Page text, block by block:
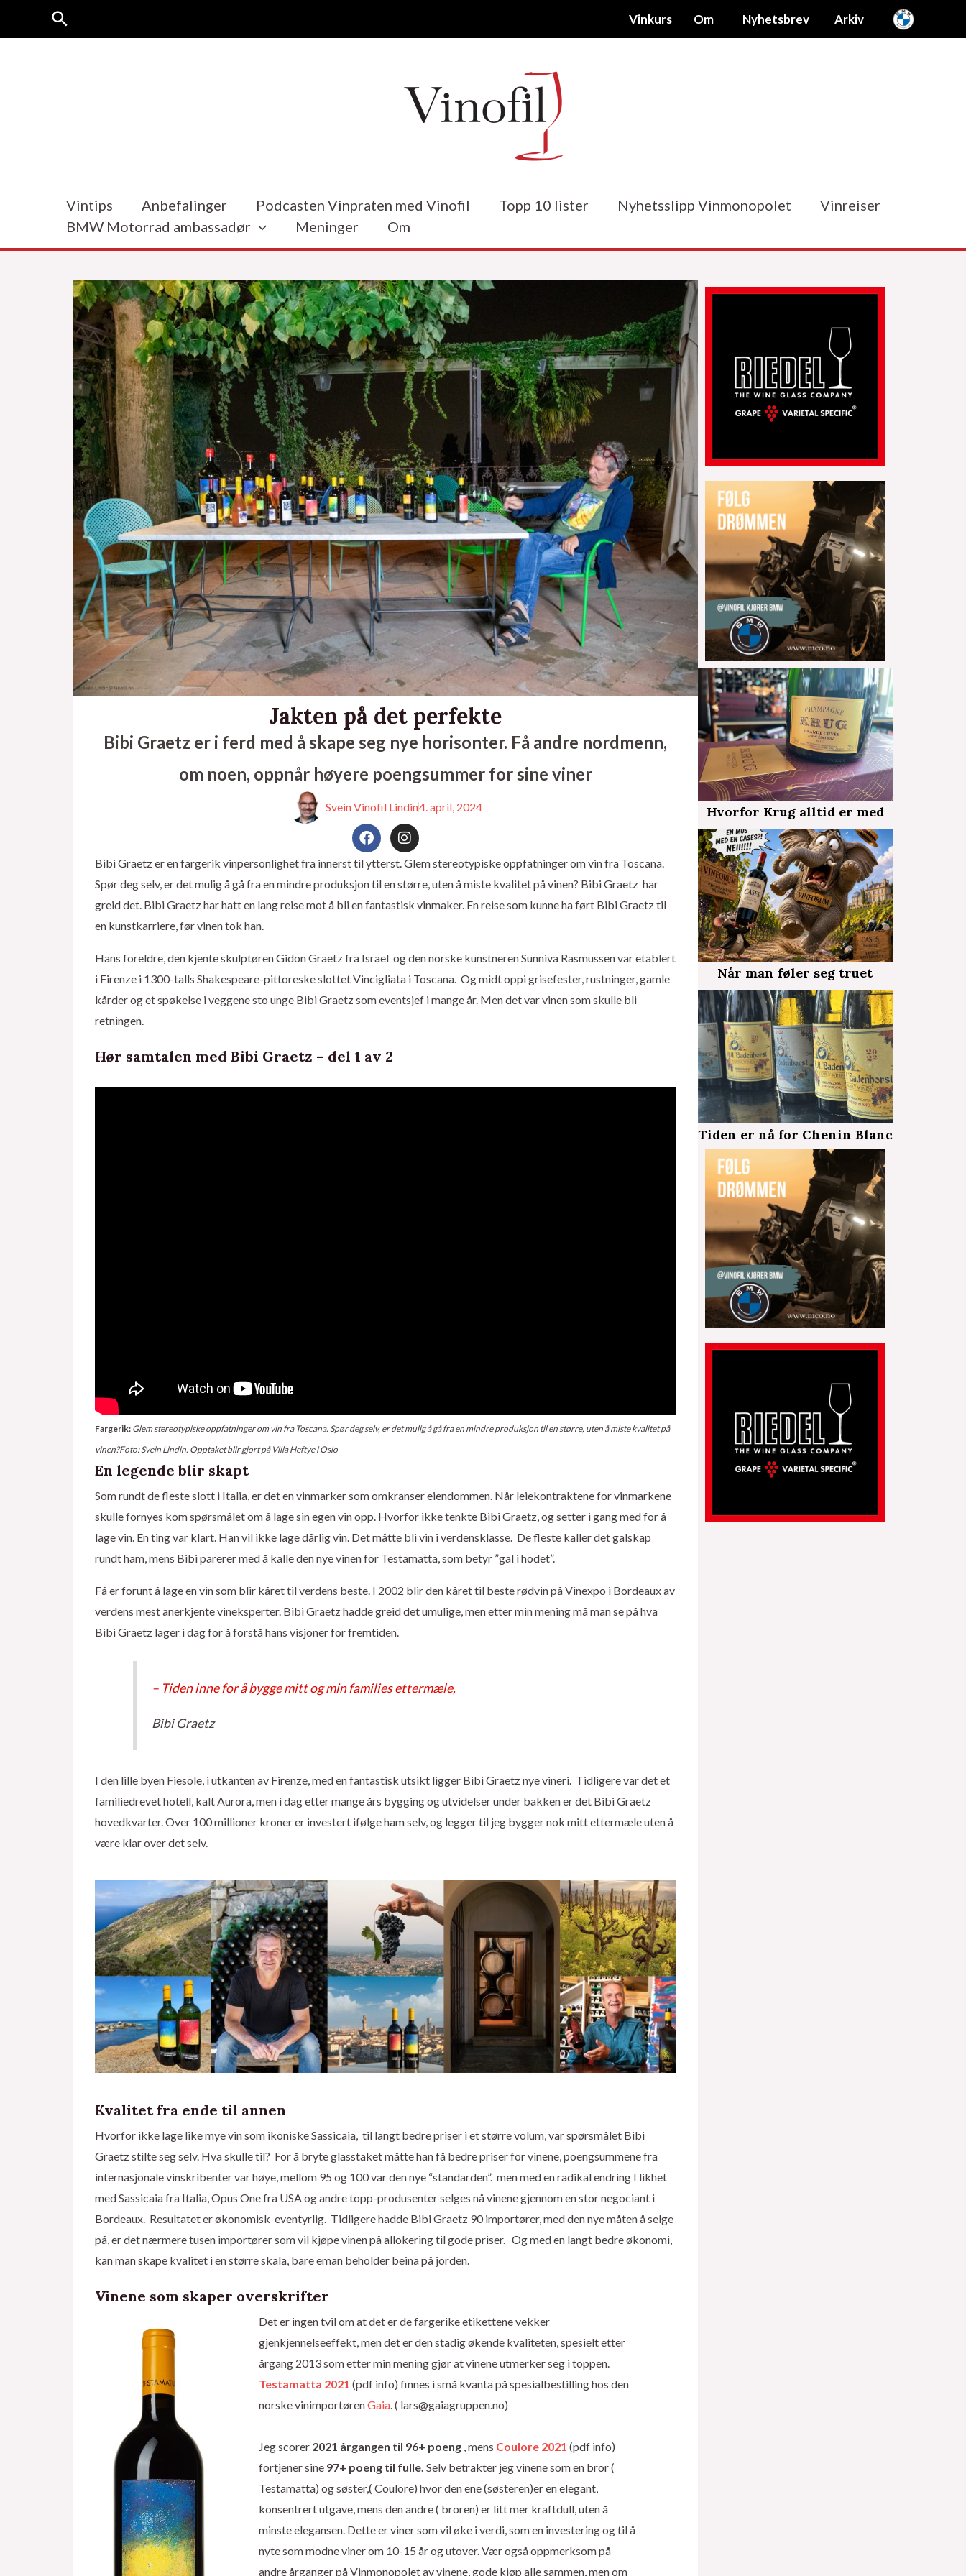
Søk Vinkurs Om Nyhetsbrev Arkiv
Vintips Anbefalinger Podcasten Vinpraten med Vinofil Topp 10 lister Nyhetsslipp Vinmonopolet
Vinreiser
BMW Motorrad ambassadør
Meninger Om
Jakten på det perfekte
Bibi Graetz er i ferd med å skape seg nye horisonter. Få andre nordmenn,
om noen, oppnår høyere poengsummer for sine viner
Svein Vinofil Lindin4. april, 2024
F
a
c
e
b
o
I
n
s
t
a
g
Bibi Graetz er en fargerik vinpersonlighet fra innerst til ytterst. Glem stereotypiske oppfatninger om vin fra Toscana.
Spør deg selv, er det mulig å gå fra en mindre produksjon til en større, uten å miste kvalitet på vinen? Bibi Graetz har
greid det. Bibi Graetz har hatt en lang reise mot å bli en fantastisk vinmaker. En reise som kunne ha ført Bibi Graetz til
en kunstkarriere, før vinen tok han.
Hans foreldre, den kjente skulptøren Gidon Graetz fra Israel og den norske kunstneren Sunniva Rasmussen var etablert
i Firenze i 1300-talls Shakespeare-pittoreske slottet Vincigliata i Toscana. Og midt oppi grisefester, rustninger, gamle
kårder og et spøkelse i veggene sto unge Bibi Graetz som eventsjef i mange år. Men det var vinen som skulle bli
retningen.
Hør samtalen med Bibi Graetz – del 1 av 2
Fargerik: Glem stereotypiske oppfatninger om vin fra Toscana. Spør deg selv, er det mulig å gå fra en mindre produksjon til en større, uten å miste kvalitet på
vinen?Foto: Svein Lindin. Opptaket blir gjort på Villa Heftye i Oslo
En legende blir skapt
Som rundt de fleste slott i Italia, er det en vinmarker som omkranser eiendommen. Når leiekontraktene for vinmarkene
skulle fornyes kom spørsmålet om å lage sin egen vin opp. Hvorfor ikke tenkte Bibi Graetz, og setter i gang med for å
lage vin. En ting var klart. Han vil ikke lage dårlig vin. Det måtte bli vin i verdensklasse. De fleste kaller det galskap
rundt ham, mens Bibi parerer med å kalle den nye vinen for Testamatta, som betyr ”gal i hodet”.
Få er forunt å lage en vin som blir kåret til verdens beste. I 2002 blir den kåret til beste rødvin på Vinexpo i Bordeaux av
verdens mest anerkjente vineksperter. Bibi Graetz hadde greid det umulige, men etter min mening må man se på hva
Bibi Graetz lager i dag for å forstå hans visjoner for fremtiden.
– Tiden inne for å bygge mitt og min families ettermæle,
Bibi Graetz
I den lille byen Fiesole, i utkanten av Firenze, med en fantastisk utsikt ligger Bibi Graetz nye vineri. Tidligere var det et
familiedrevet hotell, kalt Aurora, men i dag etter mange års bygging og utvidelser under bakken er det Bibi Graetz
hovedkvarter. Over 100 millioner kroner er investert ifølge ham selv, og legger til jeg bygger nok mitt ettermæle uten å
være klar over det selv.
Kvalitet fra ende til annen
Hvorfor ikke lage like mye vin som ikoniske Sassicaia, til langt bedre priser i et større volum, var spørsmålet Bibi
Graetz stilte seg selv. Hva skulle til? For å bryte glasstaket måtte han få bedre priser for vinene, poengsummene fra
internasjonale vinskribenter var høye, mellom 95 og 100 var den nye “standarden”. men med en radikal endring I likhet
med Sassicaia fra Italia, Opus One fra USA og andre topp-produsenter selges nå vinene gjennom en stor negociant i
Bordeaux. Resultatet er økonomisk eventyrlig. Tidligere hadde Bibi Graetz 90 importører, med den nye måten å selge
på, er det nærmere tusen importører som vil kjøpe vinen på allokering til gode priser. Og med en langt bedre økonomi,
kan man skape kvalitet i en større skala, bare eman beholder beina på jorden.
Vinene som skaper overskrifter
Det er ingen tvil om at det er de fargerike etikettene vekker
gjenkjennelseeffekt, men det er den stadig økende kvaliteten, spesielt etter
årgang 2013 som etter min mening gjør at vinene utmerker seg i toppen.
Testamatta 2021 (pdf info) finnes i små kvanta på spesialbestilling hos den
norske vinimportørenGaia. ( lars@gaiagruppen.no)
Jeg scorer 2021 årgangen til 96+ poeng , mens Coulore 2021 (pdf info)
fortjener sine 97+ poeng til fulle. Selv betrakter jeg vinene som en bror (
Testamatta) og søster,( Coulore) hvor den ene (søsteren)er en elegant,
konsentrert utgave, mens den andre ( broren) er litt mer kraftdull, uten å
minste elegansen. Dette er viner som vil øke i verdi, som en investering og til å
nyte som modne viner om 10-15 år og utover. Vær også oppmerksom på
andre årganger på Vinmonopolet av vinene, gode kjøp alle sammen, men om
Hvorfor Krug alltid er med
Når man føler seg truet
Tiden er nå for Chenin Blanc